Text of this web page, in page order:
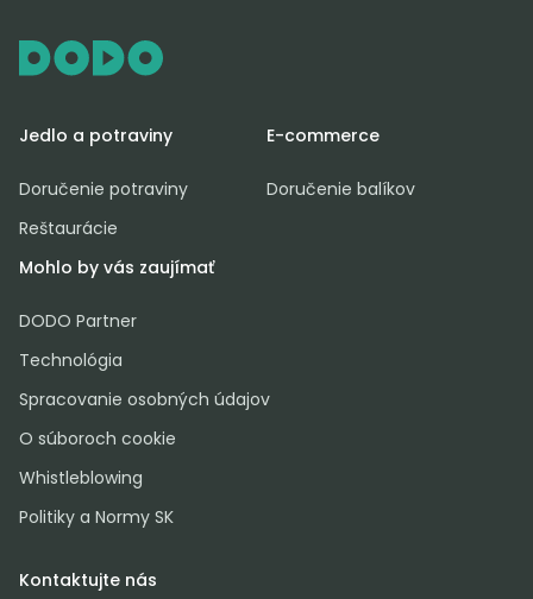
Jedlo a potraviny
Doručenie potraviny
Reštaurácie
E-commerce
Doručenie balíkov
Mohlo by vás zaujímať
DODO Partner
Technológia
Spracovanie osobných údajov
O súboroch cookie
Whistleblowing
Politiky a Normy SK
Kontaktujte nás